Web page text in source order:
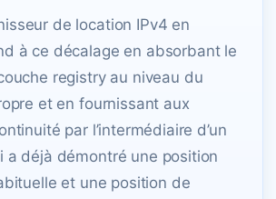
de location IPv4 en
à ce décalage en absorbant le
registry au niveau du
et en fournissant aux
par l’intermédiaire d’un
a déjà démontré une position
et une position de